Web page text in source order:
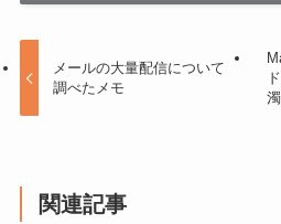
メールの大量配信について
調べたメモ
関連記事